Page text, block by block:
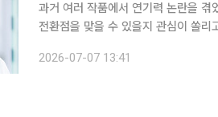
과거 여러 작품에서 연기력 논란을 겪었던 배우 손나은이 SBS 금토드라마 '김부장'으로
전환점을 맞을 수 있을지 관심이 쏠리고 있다. 지난달 26일 첫 방송된 '김부장'은
파른 상승세를 타며 방송 4회 만에
2026-07-07 13:41